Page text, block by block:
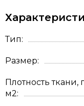
Тип
Размер
Плотность ткани,
м2